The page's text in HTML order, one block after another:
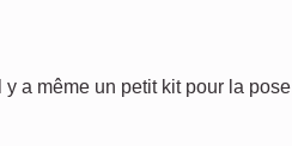
a même un petit kit pour la pose